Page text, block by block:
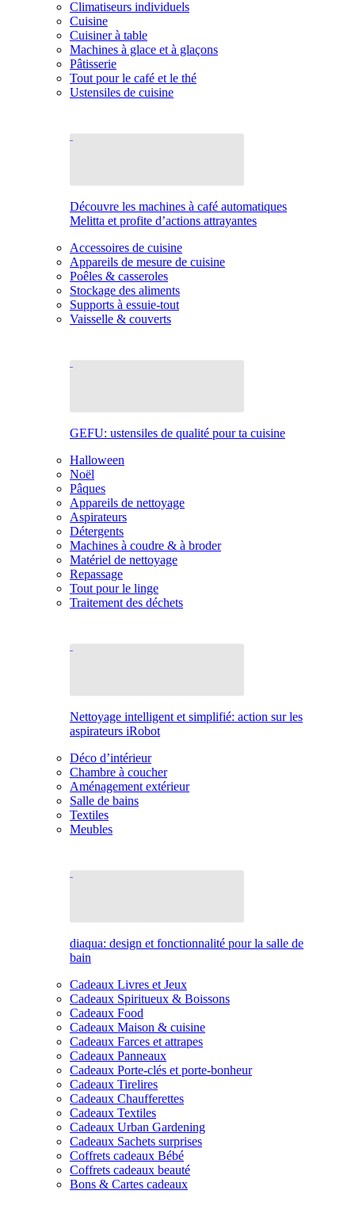
Climatiseurs individuels
Cuisine
Cuisiner à table
Machines à glace et à glaçons
Pâtisserie
Tout pour le café et le thé
Ustensiles de cuisine
Découvre les machines à café automatiques
Melitta et profite d’actions attrayantes
Accessoires de cuisine
Appareils de mesure de cuisine
Poêles & casseroles
Stockage des aliments
Supports à essuie-tout
Vaisselle & couverts
GEFU: ustensiles de qualité pour ta cuisine
Halloween
Noël
Pâques
Appareils de nettoyage
Aspirateurs
Détergents
Machines à coudre & à broder
Matériel de nettoyage
Repassage
Tout pour le linge
Traitement des déchets
Nettoyage intelligent et simplifié: action sur les
aspirateurs iRobot
Déco d’intérieur
Chambre à coucher
Aménagement extérieur
Salle de bains
Textiles
Meubles
diaqua: design et fonctionnalité pour la salle de
bain
Cadeaux Livres et Jeux
Cadeaux Spiritueux & Boissons
Cadeaux Food
Cadeaux Maison & cuisine
Cadeaux Farces et attrapes
Cadeaux Panneaux
Cadeaux Porte-clés et porte-bonheur
Cadeaux Tirelires
Cadeaux Chaufferettes
Cadeaux Textiles
Cadeaux Urban Gardening
Cadeaux Sachets surprises
Coffrets cadeaux Bébé
Coffrets cadeaux beauté
Bons & Cartes cadeaux